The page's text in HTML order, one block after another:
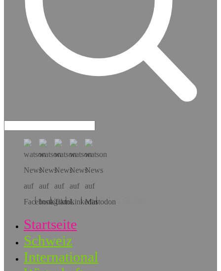
Hol dir die App!
Startseite
Schweiz
International